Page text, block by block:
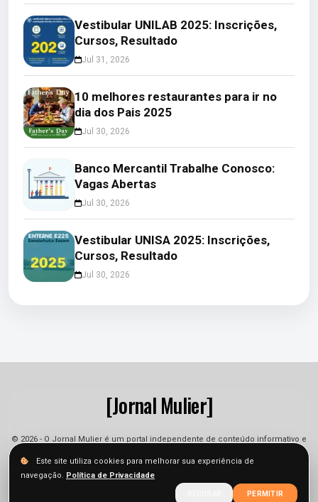
Vestibular UNILAB 2025: Inscrições,
Cursos, Resultado
Jul 31, 2026
10 melhores restaurantes para ir no
dia dos Pais 2025
Jul 30, 2026
Banco Mercantil Trabalhe Conosco:
Vagas Abertas
Jul 30, 2026
Vestibular UNISA 2025: Inscrições,
Cursos, Resultado
Jul 30, 2026
[Jornal Mulier]
© 2026 - O Jornal Mulier é um portal independente de conteúdo informativo e
jornalístico. As informações podem sofrer alterações.
Privacidade
Este site utiliza cookies para melhorar sua experiência de
navegação. Política de Privacidade
PERMITIR